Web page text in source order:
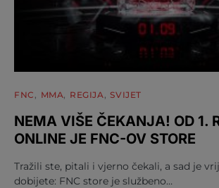
FNC MMA REGIJA SVIJET
NEMA VIŠE ČEKANJA! OD 1.
ONLINE JE FNC-OV STORE
Tražili ste, pitali i vjerno čekali, a sad je
dobijete: FNC store je službeno…